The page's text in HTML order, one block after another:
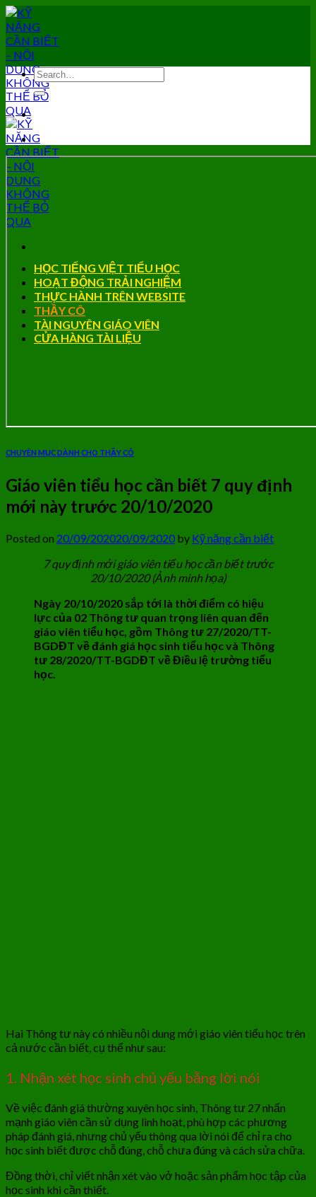
Skip
to
content
HỌC TIẾNG VIỆT TIỂU HỌC
HOẠT ĐỘNG TRẢI NGHIỆM
THỰC HÀNH TRÊN WEBSITE
THẦY CÔ
TÀI NGUYÊN GIÁO VIÊN
CỬA HÀNG TÀI LIỆU
CHUYÊN MỤC DÀNH CHO THẦY CÔ
Giáo viên tiểu học cần biết 7 quy định
mới này trước 20/10/2020
Posted on 20/09/202020/09/2020by Kỹ năng cần biết
7 quy định mới giáo viên tiểu học cần biết trước
20/10/2020 (Ảnh minh họa)
Ngày 20/10/2020 sắp tới là thời điểm có hiệu
lực của 02 Thông tư quan trọng liên quan đến
giáo viên tiểu học, gồm Thông tư 27/2020/TT-
BGDĐT về đánh giá học sinh tiểu học và Thông
tư 28/2020/TT-BGDĐT về Điều lệ trường tiểu
học.
Hai Thông tư này có nhiều nội dung mới giáo viên tiểu học trên
cả nước cần biết, cụ thể như sau:
1. Nhận xét học sinh chủ yếu bằng lời nói
Về việc đánh giá thường xuyên học sinh, Thông tư 27 nhấn
mạnh giáo viên cần sử dụng linh hoạt, phù hợp các phương
pháp đánh giá, nhưng chủ yếu thông qua lời nói để chỉ ra cho
học sinh biết được chỗ đúng, chỗ chưa đúng và cách sửa chữa.
Đồng thời, chỉ viết nhận xét vào vở hoặc sản phẩm học tập của
học sinh khi cần thiết.